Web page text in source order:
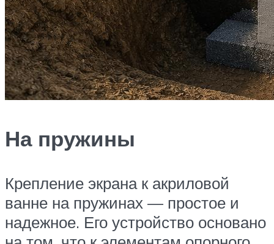
На пружины
Крепление экрана к акриловой
ванне на пружинах — простое и
надежное. Его устройство основано